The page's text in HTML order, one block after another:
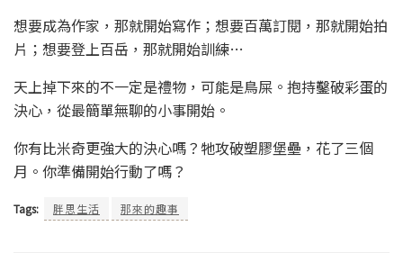
想要成為作家，那就開始寫作；想要百萬訂閱，那就開始拍
片；想要登上百岳，那就開始訓練…
天上掉下來的不一定是禮物，可能是鳥屎。抱持鑿破彩蛋的
決心，從最簡單無聊的小事開始。
你有比米奇更強大的決心嗎？牠攻破塑膠堡壘，花了三個
月。你準備開始行動了嗎？
Tags: 胖思生活 那來的趣事